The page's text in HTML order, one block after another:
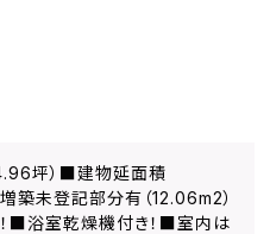
坪）■建物延面積
築未登記部分有（12.06m2）
■浴室乾燥機付き！■室内は